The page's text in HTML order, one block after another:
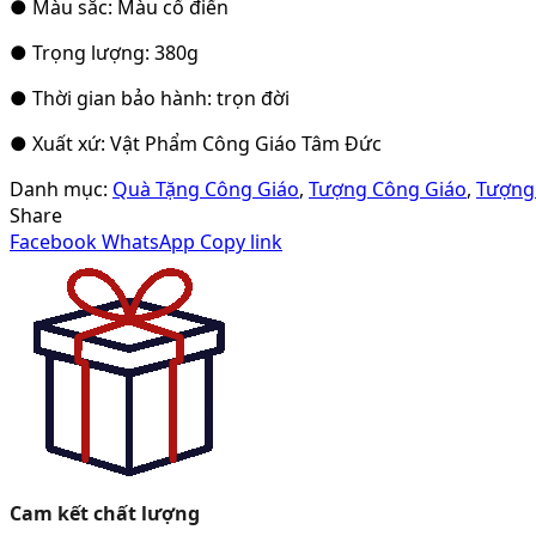
● Màu sắc: Màu cổ điển
● Trọng lượng: 380g
● Thời gian bảo hành: trọn đời
● Xuất xứ: Vật Phẩm Công Giáo Tâm Đức
Danh mục: Quà Tặng Công Giáo, Tượng Công Giáo,
Share
FacebookWhatsApp Copy link
Cam kết chất lượng